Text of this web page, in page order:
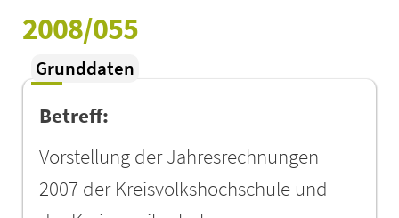
2008/055
Grunddaten
Betreff:
Vorstellung der Jahresrechnungen
2007 der Kreisvolkshochschule und